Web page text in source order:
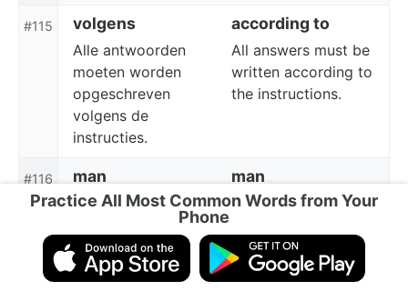
#115 volgens according to
Alle antwoorden
moeten worden
opgeschreven
volgens de
instructies.
All answers must be
written according to
the instructions.
#116 man man
Toen ik het
treinstation uitging,
zag ik een man.
When I left the train
onze our
Practice All Most Common Words from Your
Phone